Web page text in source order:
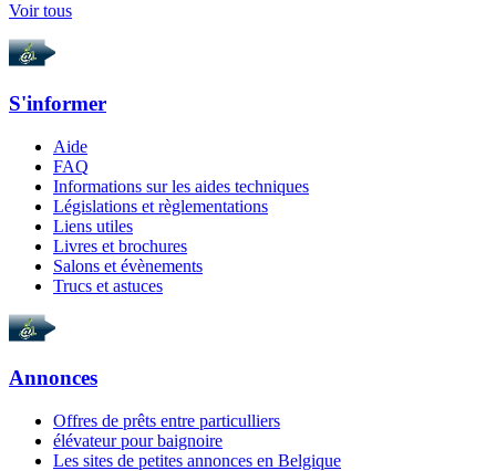
Voir tous
S'informer
Aide
FAQ
Informations sur les aides techniques
Législations et règlementations
Liens utiles
Livres et brochures
Salons et évènements
Trucs et astuces
Annonces
Offres de prêts entre particulliers
élévateur pour baignoire
Les sites de petites annonces en Belgique